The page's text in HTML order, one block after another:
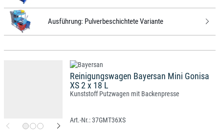
Ausführung: Pulverbeschichtete Variante
Reinigungswagen Bayersan Mini Gonisa
XS 2 x 18 L
Kunststoff Putzwagen mit Backenpresse
37GMT36XS